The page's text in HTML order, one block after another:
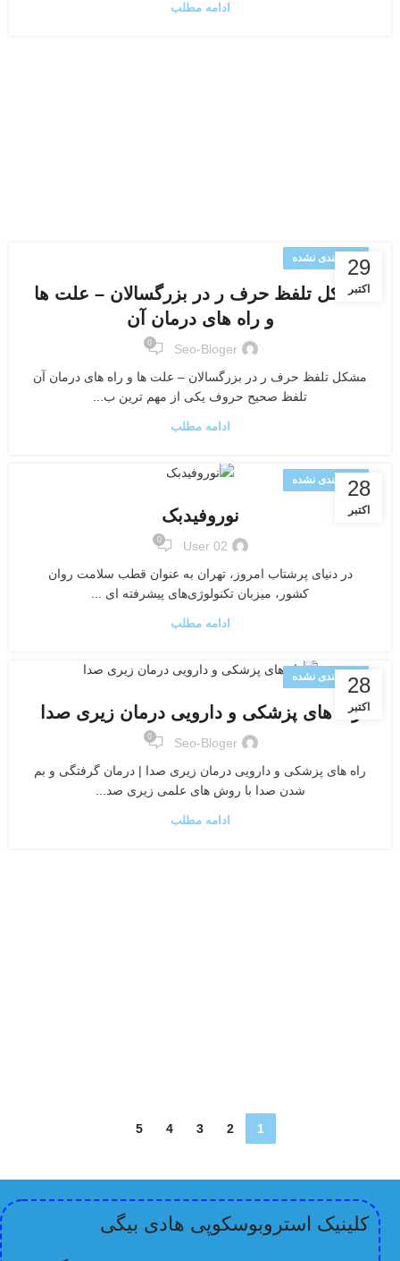
ادامه مطلب
29
اکتبر
دسته‌بندی نشده
مشکل تلفظ حرف ر در بزرگسالان – علت ها
و راه های درمان آن
Seo-Bloger
0
مشکل تلفظ حرف ر در بزرگسالان – علت ها و راه های درمان آن
تلفظ صحیح حروف یکی از مهم ترین ب...
ادامه مطلب
28
اکتبر
دسته‌بندی نشده
نوروفیدبک
User 02
0
در دنیای پرشتاب امروز، تهران به عنوان قطب سلامت روان
کشور، میزبان تکنولوژی‌های پیشرفته ای ...
ادامه مطلب
28
اکتبر
دسته‌بندی نشده
راه های پزشکی و دارویی درمان زیری صدا
Seo-Bloger
0
راه های پزشکی و دارویی درمان زیری صدا | درمان گرفتگی و بم
شدن صدا با روش های علمی زیری صد...
ادامه مطلب
1
2
3
4
5
کلینیک استروبوسکوپی هادی بیگی